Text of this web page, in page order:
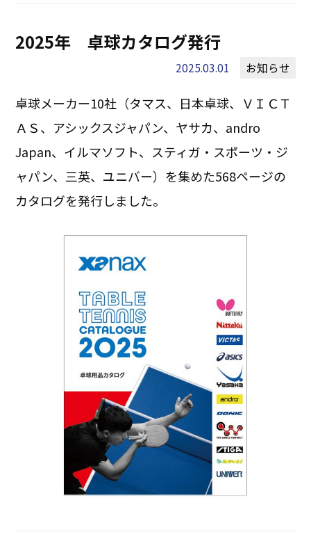
2025年 卓球カタログ発行
2025.03.01 お知らせ
卓球メーカー10社（タマス、日本卓球、ＶＩＣＴ
ＡＳ、アシックスジャパン、ヤサカ、andro
Japan、イルマソフト、スティガ・スポーツ・ジ
ャパン、三英、ユニバー）を集めた568ページの
カタログを発行しました。